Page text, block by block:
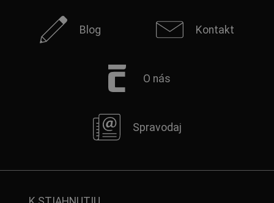
Blog Kontakt
O nás
Spravodaj